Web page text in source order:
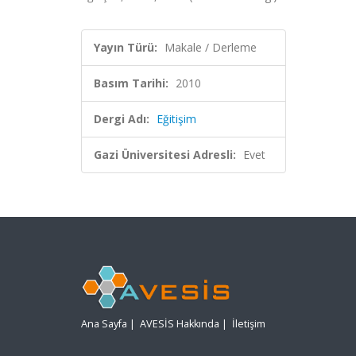
Yayın Türü: Makale / Derleme
Basım Tarihi: 2010
Dergi Adı: Eğitişim
Gazi Üniversitesi Adresli: Evet
Ana Sayfa | AVESİS Hakkında | İletişim